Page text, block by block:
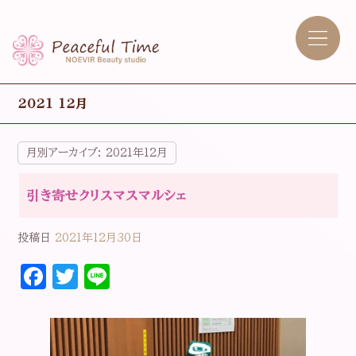
2021 12月
月別アーカイブ: 2021年12月
引き寄せクリスマスマルシェ
投稿日 2021年12月30日
F
c
T
it